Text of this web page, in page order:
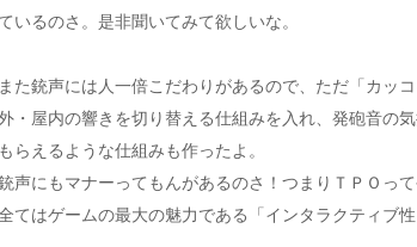
いるのさ。是非聞いてみて欲しいな。
た銃声には人一倍こだわりがあるので、ただ「カッ
・屋内の響きを切り替える仕組みを入れ、発砲音の
らえるような仕組みも作ったよ。
声にもマナーってもんがあるのさ！つまりＴＰＯって
てはゲームの最大の魅力である「インタラクティブ